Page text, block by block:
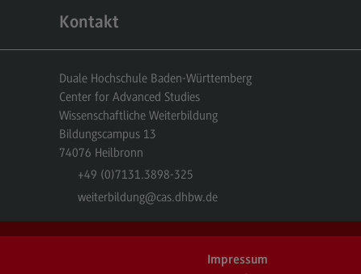
Kontakt
Duale Hochschule Baden-Württemberg
Center for Advanced Studies
Wissenschaftliche Weiterbildung
Bildungscampus 13
74076 Heilbronn
+49 (0)7131.3898-325
weiterbildung@cas.dhbw.de
Impressum